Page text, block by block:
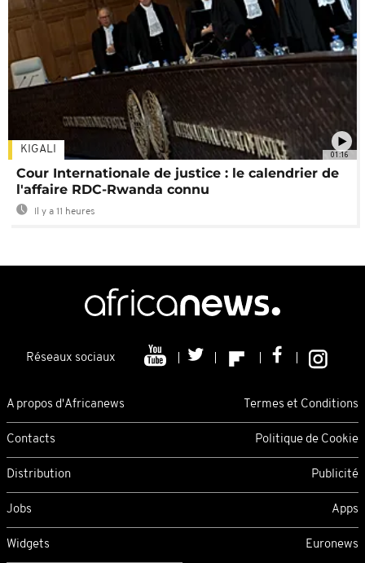
01:16
KIGALI
Cour Internationale de justice : le calendrier de
l'affaire RDC-Rwanda connu
Il y a 11 heures
Réseaux sociaux
A propos d'Africanews Termes et Conditions
Contacts Politique de Cookie
Distribution Publicité
Jobs Apps
Widgets Euronews